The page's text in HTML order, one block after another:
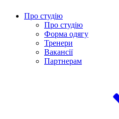
Про студію
Про студію
Форма одягу
Тренери
Вакансії
Партнерам